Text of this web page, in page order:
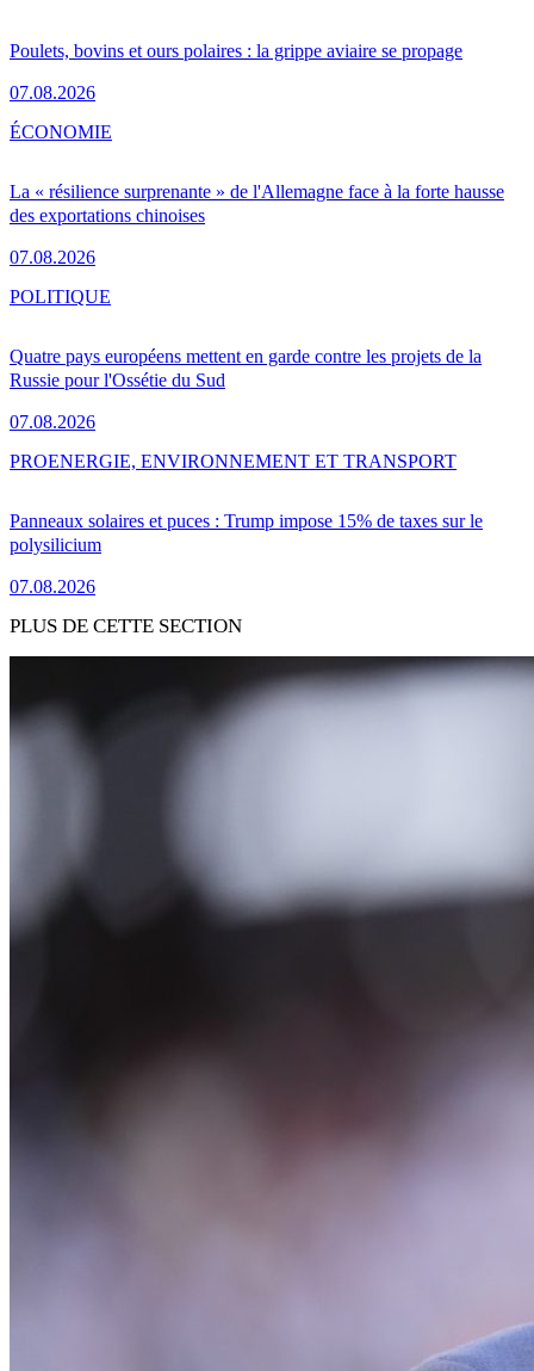
Poulets, bovins et ours polaires : la grippe aviaire se propage
07.08.2026
La « résilience surprenante » de l'Allemagne face à la forte hausse
des exportations chinoises
07.08.2026
ÉCONOMIE
Quatre pays européens mettent en garde contre les projets de la
Russie pour l'Ossétie du Sud
07.08.2026
POLITIQUE
Panneaux solaires et puces : Trump impose 15% de taxes sur le
polysilicium
07.08.2026
PROENERGIE, ENVIRONNEMENT ET TRANSPORT
PLUS DE CETTE SECTION